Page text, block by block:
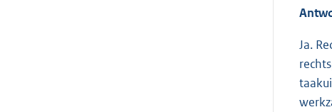
Ja.